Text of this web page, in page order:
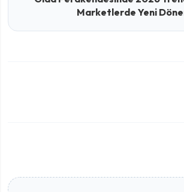
Marketlerde Yeni